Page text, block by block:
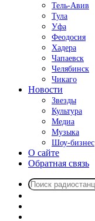
Тель-Авив
Тула
Уфа
Феодосия
Хадера
Чапаевск
Челябинск
Чикаго
Новости
Звезды
Культура
Медиа
Музыка
Шоу-бизнес
О сайте
Обратная связь